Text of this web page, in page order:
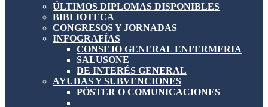
ÚLTIMOS DIPLOMAS DISPONIBLES
BIBLIOTECA
CONGRESOS Y JORNADAS
INFOGRAFÍAS
CONSEJO GENERAL ENFERMERIA
SALUSONE
DE INTERÉS GENERAL
AYUDAS Y SUBVENCIONES
PÓSTER O COMUNICACIONES